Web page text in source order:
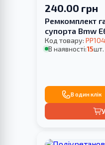
240.00 грн
Ремкомплект
супорта Bmw
Код товару:
В наявності:15шт.
В один клік